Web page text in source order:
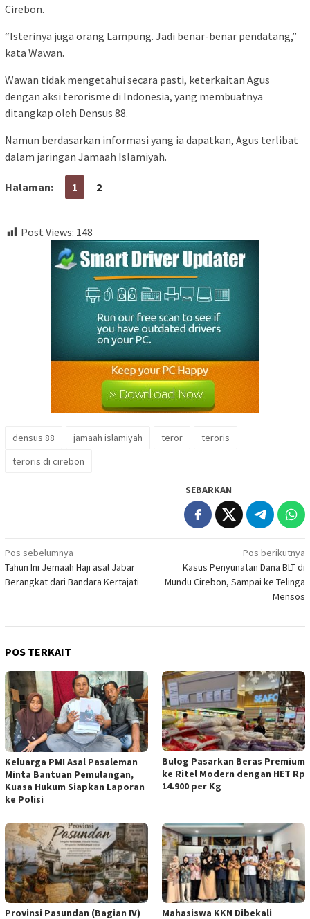
Cirebon.
“Isterinya juga orang Lampung. Jadi benar-benar pendatang,”
kata Wawan.
Wawan tidak mengetahui secara pasti, keterkaitan Agus
dengan aksi terorisme di Indonesia, yang membuatnya
ditangkap oleh Densus 88.
Namun berdasarkan informasi yang ia dapatkan, Agus terlibat
dalam jaringan Jamaah Islamiyah.
Halaman: 1 2
Post Views: 148
densus 88 jamaah islamiyah teror
teroris
teroris di cirebon
SEBARKAN
Navigasi
pos
Pos sebelumnya
Tahun Ini Jemaah Haji asal Jabar
Berangkat dari Bandara Kertajati
Pos berikutnya
Kasus Penyunatan Dana BLT di
Mundu Cirebon, Sampai ke Telinga
Mensos
POS TERKAIT
Keluarga PMI Asal Pasaleman
Minta Bantuan Pemulangan,
Kuasa Hukum Siapkan Laporan
ke Polisi
Bulog Pasarkan Beras Premium
ke Ritel Modern dengan HET Rp
14.900 per Kg
Provinsi Pasundan (Bagian IV)
Mahasiswa KKN Dibekali